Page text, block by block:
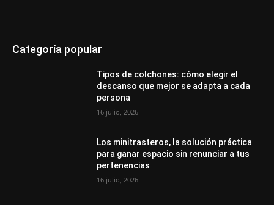
Categoría popular
Tipos de colchones: cómo elegir el
descanso que mejor se adapta a cada
persona
16 julio, 2026
Los minitrasteros, la solución práctica
para ganar espacio sin renunciar a tus
pertenencias
16 julio, 2026